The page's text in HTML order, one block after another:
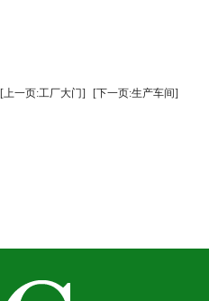
[上一页:工厂大门] [下一页:生产车间]